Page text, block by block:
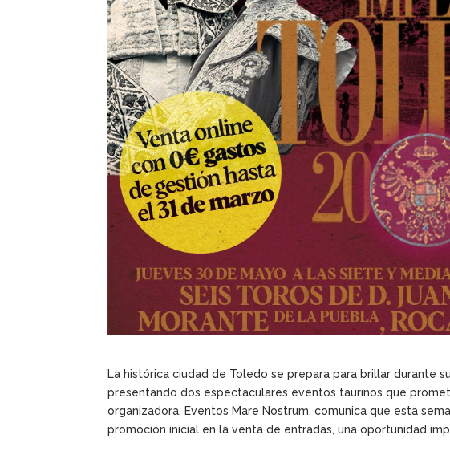
La histórica ciudad de Toledo se prepara para brillar durante
presentando dos espectaculares eventos taurinos que
organizadora, Eventos Mare Nostrum, comunica que esta
promoción inicial en la venta de entradas, una oportunidad